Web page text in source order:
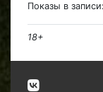
Показы в
18+